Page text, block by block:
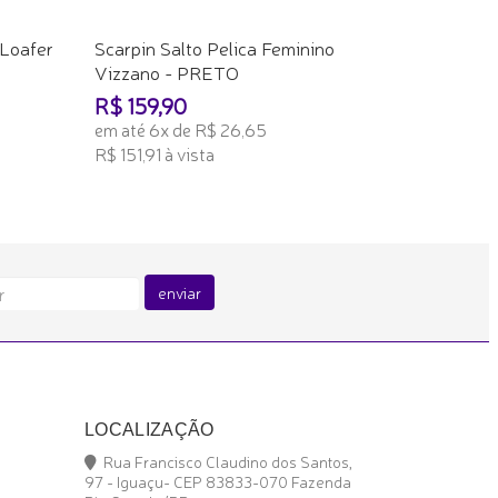
Scarpin Salto Pelica Feminino
Vizzano - PRETO
R$ 159,90
em até 6x de R$ 26,65
R$ 151,91 à vista
enviar
LOCALIZAÇÃO
Rua Francisco Claudino dos Santos,
97 - Iguaçu- CEP 83833-070 Fazenda